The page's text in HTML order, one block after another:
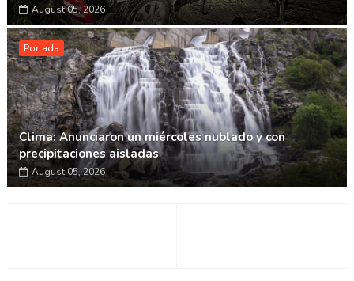
August 05, 2026
Portada
Clima: Anunciaron un miércoles nublado y con
precipitaciones aisladas
August 05, 2026